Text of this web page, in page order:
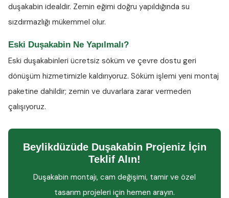
duşakabin idealdir. Zemin eğimi doğru yapıldığında su
sızdırmazlığı mükemmel olur.
Eski Duşakabin Ne Yapılmalı?
Eski duşakabinleri ücretsiz söküm ve çevre dostu geri
dönüşüm hizmetimizle kaldırıyoruz. Söküm işlemi yeni montaj
paketine dahildir; zemin ve duvarlara zarar vermeden
çalışıyoruz.
Beylikdüzüde Duşakabin Projeniz İçin
Teklif Alın!
Duşakabin montajı, cam değişimi, tamir ve özel
tasarım projeleri için hemen arayın.